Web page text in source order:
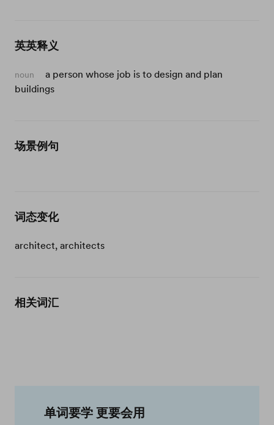
英英释义
noun
a person whose job is to design and plan
buildings
场景例句
词态变化
architect, architects
相关词汇
单词要学 更要会用